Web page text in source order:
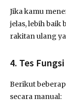
Jika kamu
jelas, lebih baik
rakitan ulang
4. Tes
Berikut
secara manual: